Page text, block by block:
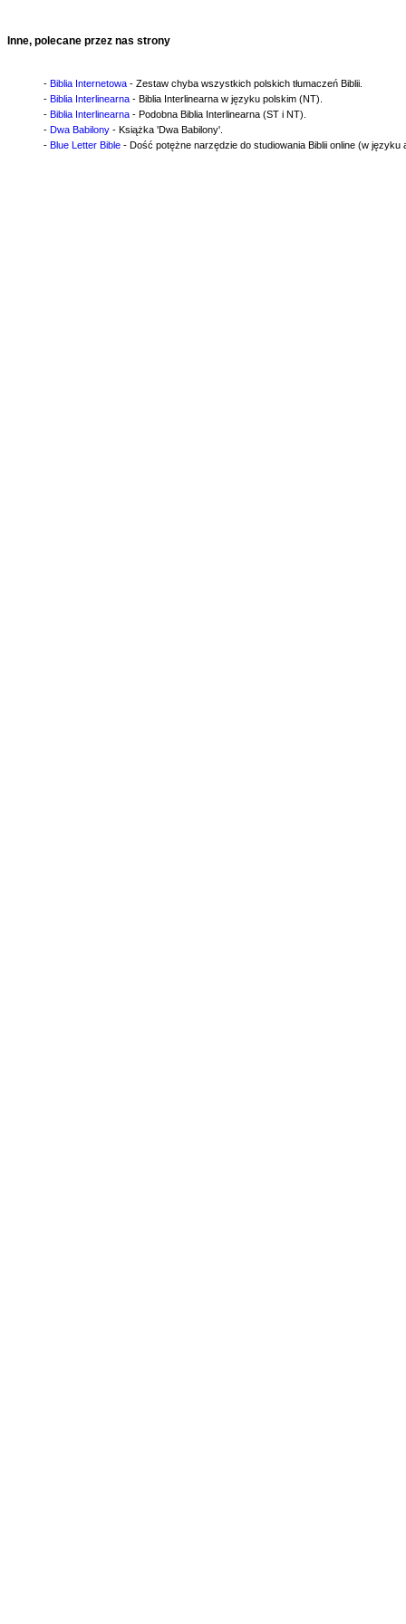
Inne, polecane przez nas strony
- Biblia Internetowa - Zestaw chyba wszystkich polskich tłumaczeń Biblii.
- Biblia Interlinearna - Biblia Interlinearna w języku polskim (NT).
- Biblia Interlinearna - Podobna Biblia Interlinearna (ST i NT).
- Dwa Babilony - Książka 'Dwa Babilony'.
- Blue Letter Bible - Dość potężne narzędzie do studiowania Biblii online (w języku